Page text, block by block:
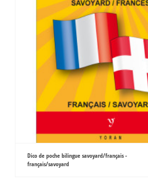
Apprendre le kabyle - Lmed taqbaylit, de
Farid Benmokhtar